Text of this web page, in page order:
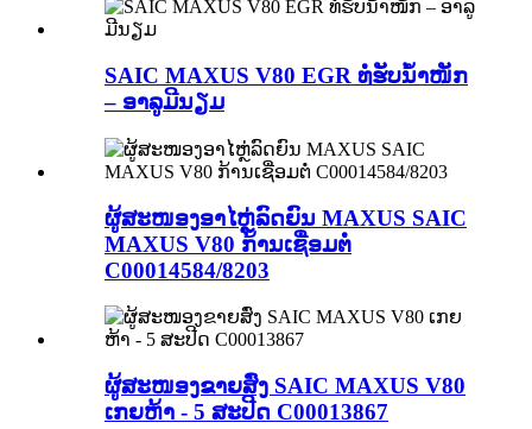
SAIC MAXUS V80 EGR ທໍ່ຮັບນ້ຳໜັກ
– ອາລູມີນຽມ
ຜູ້ສະໜອງອາໄຫຼ່ລົດຍົນ MAXUS SAIC
MAXUS V80 ກ້ານເຊື່ອມຕໍ່
C00014584/8203
ຜູ້ສະໜອງຂາຍສົ່ງ SAIC MAXUS V80
ເກຍຫ້າ - 5 ສະປີດ C00013867